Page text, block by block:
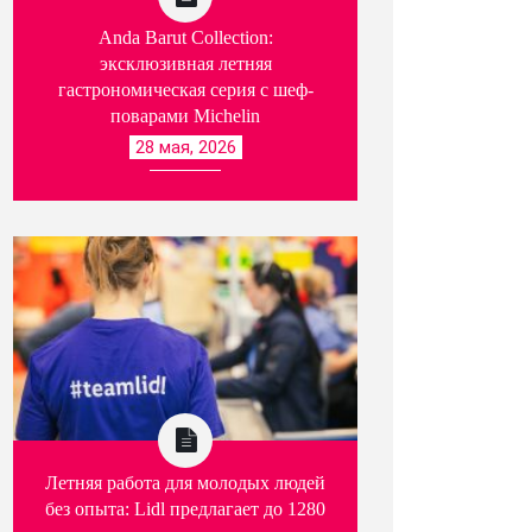
Anda Barut Collection:
эксклюзивная летняя
гастрономическая серия с шеф-
поварами Michelin
28 мая, 2026
Летняя работа для молодых людей
без опыта: Lidl предлагает до 1280